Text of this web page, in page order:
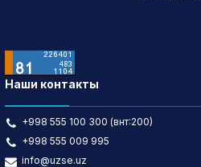
Наши контакты
+998 555 100 300 (внт:200)
+998 555 009 995
info@uzse.uz